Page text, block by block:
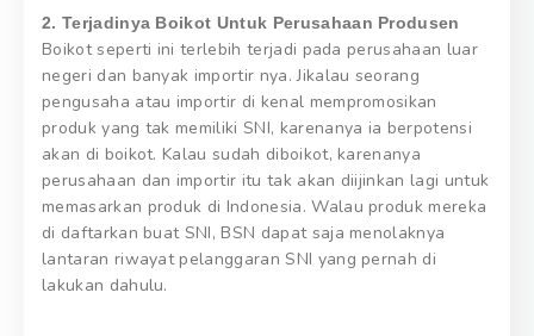
2. Terjadinya Boikot Untuk Perusahaan Produsen
Boikot seperti ini terlebih terjadi pada perusahaan luar
negeri dan banyak importir nya. Jikalau seorang
pengusaha atau importir di kenal mempromosikan
produk yang tak memiliki SNI, karenanya ia berpotensi
akan di boikot. Kalau sudah diboikot, karenanya
perusahaan dan importir itu tak akan diijinkan lagi untuk
memasarkan produk di Indonesia. Walau produk mereka
di daftarkan buat SNI, BSN dapat saja menolaknya
lantaran riwayat pelanggaran SNI yang pernah di
lakukan dahulu.